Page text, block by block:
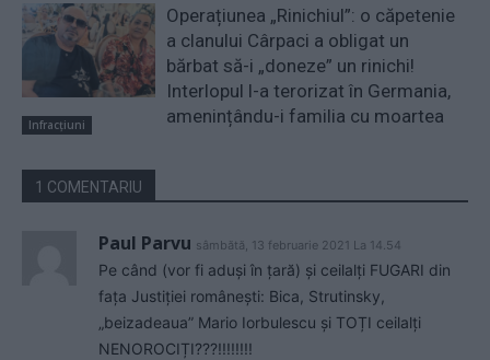
Infracțiuni
Operațiunea „Rinichiul”: o căpetenie
a clanului Cârpaci a obligat un
bărbat să-i „doneze” un rinichi!
Interlopul l-a terorizat în Germania,
amenințându-i familia cu moartea
1 COMENTARIU
Paul Parvu sâmbătă, 13 februarie 2021 La 14.54
Pe când (vor fi aduși în țară) și ceilalți FUGARI din
fața Justiției românești: Bica, Strutinsky,
„beizadeaua” Mario Iorbulescu și TOȚI ceilalți
NENOROCIȚI???!!!!!!!!